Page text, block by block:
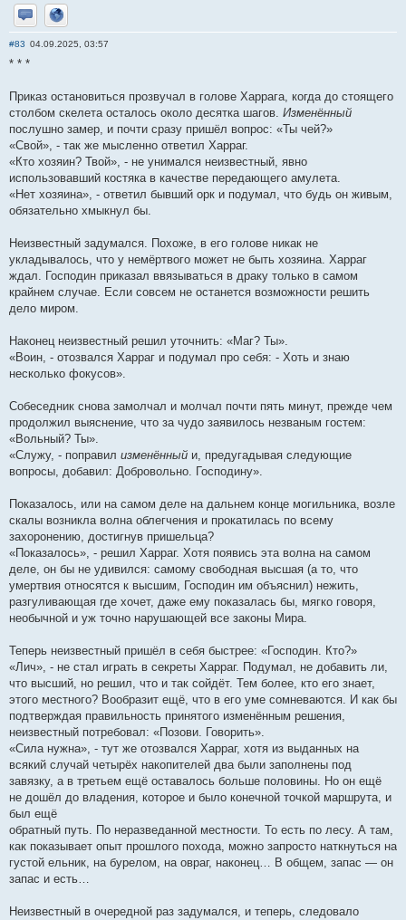
Отправить личное сообщение
Сайт
#83 04.09.2025, 03:57
* * *
Приказ остановиться прозвучал в голове Харрага, когда до стоящего
столбом скелета осталось около десятка шагов. Изменённый
послушно замер, и почти сразу пришёл вопрос: «Ты чей?»
«Свой», - так же мысленно ответил Харраг.
«Кто хозяин? Твой», - не унимался неизвестный, явно
использовавший костяка в качестве передающего амулета.
«Нет хозяина», - ответил бывший орк и подумал, что будь он живым,
обязательно хмыкнул бы.
Неизвестный задумался. Похоже, в его голове никак не
укладывалось, что у немёртвого может не быть хозяина. Харраг
ждал. Господин приказал ввязываться в драку только в самом
крайнем случае. Если совсем не останется возможности решить
дело миром.
Наконец неизвестный решил уточнить: «Маг? Ты».
«Воин, - отозвался Харраг и подумал про себя: - Хоть и знаю
несколько фокусов».
Собеседник снова замолчал и молчал почти пять минут, прежде чем
продолжил выяснение, что за чудо заявилось незваным гостем:
«Вольный? Ты».
«Служу, - поправил изменённый и, предугадывая следующие
вопросы, добавил: Добровольно. Господину».
Показалось, или на самом деле на дальнем конце могильника, возле
скалы возникла волна облегчения и прокатилась по всему
захоронению, достигнув пришельца?
«Показалось», - решил Харраг. Хотя появись эта волна на самом
деле, он бы не удивился: самому свободная высшая (а то, что
умертвия относятся к высшим, Господин им объяснил) нежить,
разгуливающая где хочет, даже ему показалась бы, мягко говоря,
необычной и уж точно нарушающей все законы Мира.
Теперь неизвестный пришёл в себя быстрее: «Господин. Кто?»
«Лич», - не стал играть в секреты Харраг. Подумал, не добавить ли,
что высший, но решил, что и так сойдёт. Тем более, кто его знает,
этого местного? Вообразит ещё, что в его уме сомневаются. И как бы
подтверждая правильность принятого изменённым решения,
неизвестный потребовал: «Позови. Говорить».
«Сила нужна», - тут же отозвался Харраг, хотя из выданных на
всякий случай четырёх накопителей два были заполнены под
завязку, а в третьем ещё оставалось больше половины. Но он ещё
не дошёл до владения, которое и было конечной точкой маршрута, и
был ещё
обратный путь. По неразведанной местности. То есть по лесу. А там,
как показывает опыт прошлого похода, можно запросто наткнуться на
густой ельник, на бурелом, на овраг, наконец… В общем, запас — он
запас и есть…
Неизвестный в очередной раз задумался, и теперь, следовало